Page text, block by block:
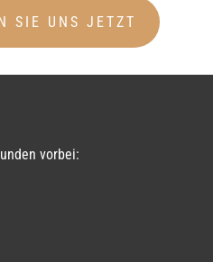
SIE UNS JETZT
vorbei: